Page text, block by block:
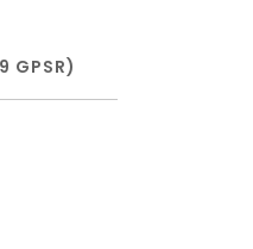
GPSR)